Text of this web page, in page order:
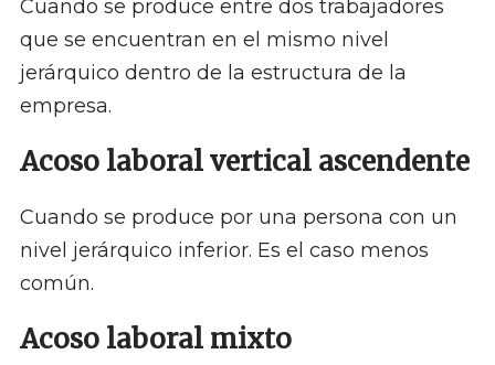
Cuando se produce entre dos trabajadores
que se encuentran en el mismo nivel
jerárquico dentro de la estructura de la
empresa.
Acoso laboral vertical ascendente
Cuando se produce por una persona con un
nivel jerárquico inferior. Es el caso menos
común.
Acoso laboral mixto